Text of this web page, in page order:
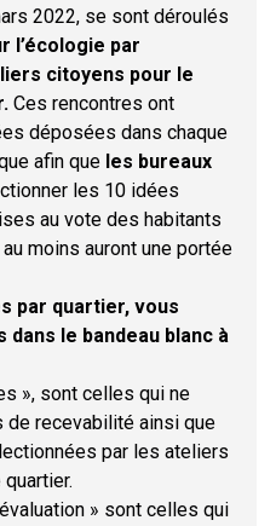
2022, se sont déroulés
l’écologie par
citoyens pour le
Ces rencontres ont
déposées dans chaque
afin que les bureaux
les 10 idées
au vote des habitants
moins auront une portée
par quartier, vous
le bandeau blanc à
», sont celles qui ne
de recevabilité ainsi que
par les ateliers
» sont celles qui